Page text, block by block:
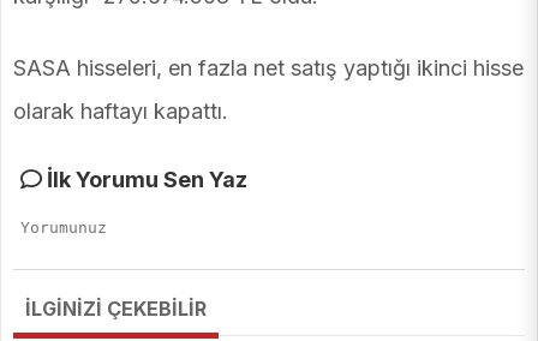
SASA hisseleri, en fazla net satış yaptığı ikinci hisse
olarak haftayı kapattı.
İlk Yorumu Sen Yaz
İLGİNİZİ ÇEKEBİLİR